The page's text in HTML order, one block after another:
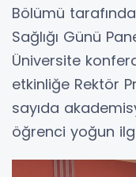
Bölümü
Sağlığı Günü
Üniversite
etkinliğe Rektör
sayıda
öğrenci yoğun